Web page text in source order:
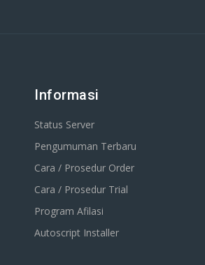
Informasi
Status Server
Pengumuman Terbaru
Cara / Prosedur Order
Cara / Prosedur Trial
Program Afilasi
Autoscript Installer